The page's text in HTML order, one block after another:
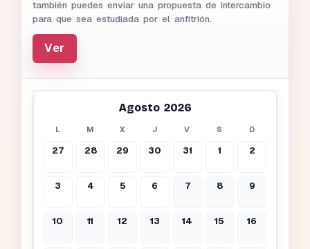
también puedes enviar una propuesta de intercambio
para que sea estudiada por el anfitrión.
Ver
Agosto 2026
L M X J V S D
27 28 29 30 31 1 2
3 4 5 6 7 8 9
10 11 12 13 14 15 16